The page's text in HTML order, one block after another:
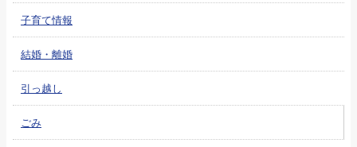
子育て情報
結婚・離婚
引っ越し
ごみ